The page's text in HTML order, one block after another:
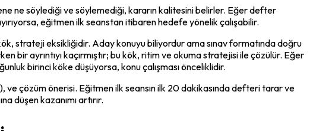
ne söylediği ve söylemediği, kararın kalitesini belirler. Eğer defter
eğitmen ilk seanstan itibaren hedefe yönelik çalışabilir.
strateji eksikliğidir. Aday konuyu biliyordur ama sınav formatında doğru
bir ayrıntıyı kaçırmıştır; bu kök, ritim ve okuma stratejisi ile çözülür. Eğer
birinci köke düşüyorsa, konu çalışması önceliklidir.
ve çözüm önerisi. Eğitmen ilk seansın ilk 20 dakikasında defteri tarar ve
düşen kazanımı artırır.